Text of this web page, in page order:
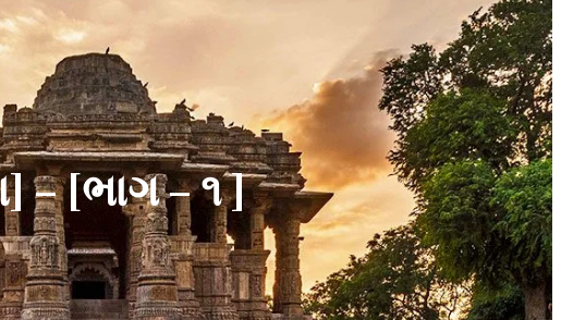
– [ભાગ – ૧ ]